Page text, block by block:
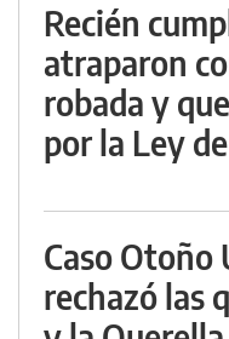
Recién
atraparon
robada y
por la Ley
Caso Otoño
rechazó las